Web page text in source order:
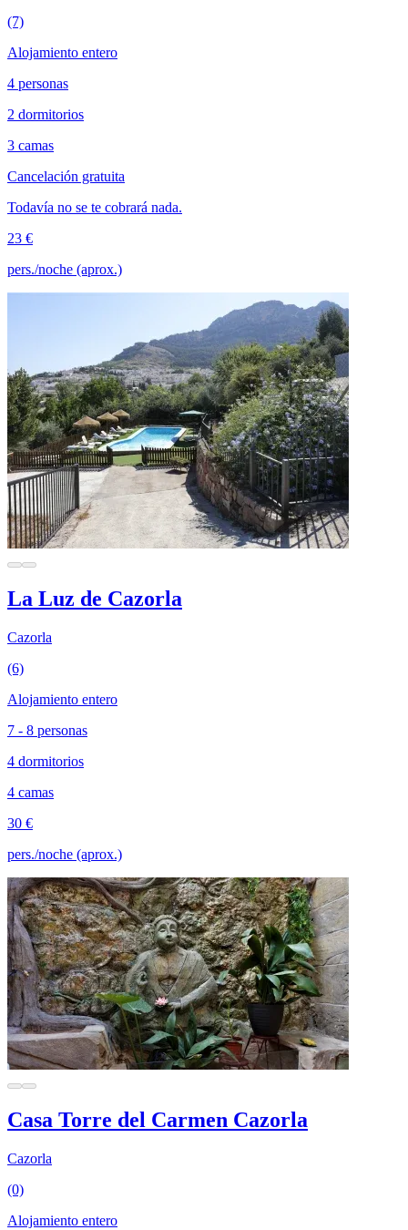
(7)
Alojamiento entero
4 personas
2 dormitorios
3 camas
Cancelación gratuita
Todavía no se te cobrará nada.
23 €
pers./noche (aprox.)
La Luz de Cazorla
Cazorla
(6)
Alojamiento entero
7 - 8 personas
4 dormitorios
4 camas
30 €
pers./noche (aprox.)
Casa Torre del Carmen Cazorla
Cazorla
(0)
Alojamiento entero